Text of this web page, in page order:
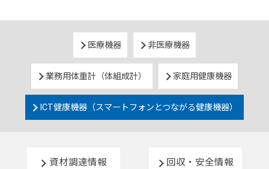
医療機器 非医療機器
業務用体重計（体組成計） 家庭用健康機器
ICT健康機器（スマートフォンとつながる健康機器）
資材調達情報 回収・安全情報